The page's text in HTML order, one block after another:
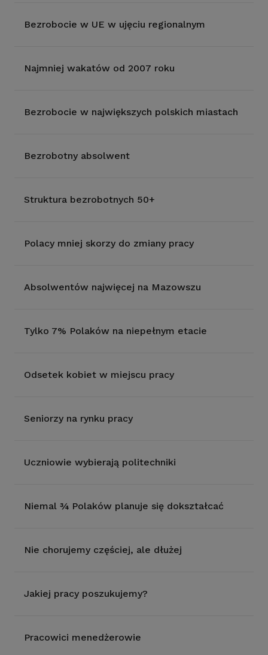
Bezrobocie w UE w ujęciu regionalnym
Najmniej wakatów od 2007 roku
Bezrobocie w największych polskich miastach
Bezrobotny absolwent
Struktura bezrobotnych 50+
Polacy mniej skorzy do zmiany pracy
Absolwentów najwięcej na Mazowszu
Tylko 7% Polaków na niepełnym etacie
Odsetek kobiet w miejscu pracy
Seniorzy na rynku pracy
Uczniowie wybierają politechniki
Niemal ¾ Polaków planuje się dokształcać
Nie chorujemy częściej, ale dłużej
Jakiej pracy poszukujemy?
Pracowici menedżerowie